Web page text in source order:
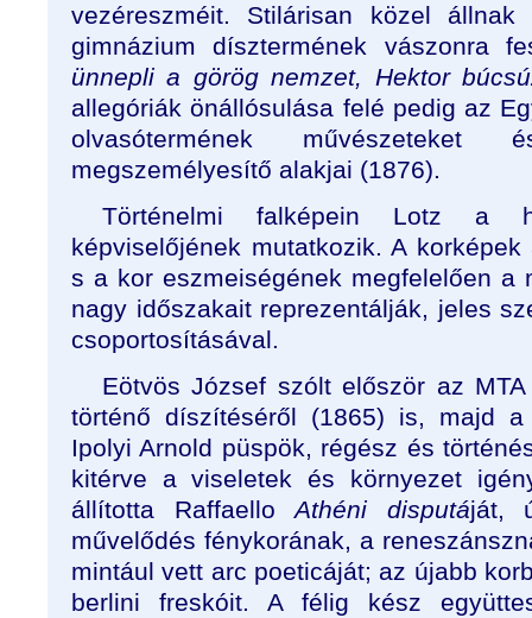
vezéreszméit. Stilárisan közel
gimnázium dísztermének vászonra
ünnepli a görög nemzet, Hektor
allegóriák önállósulása felé pedig az
olvasótermének művészeteket
megszemélyesítő alakjai (1876).
Történelmi falképein Lotz a
képviselőjének mutatkozik. A
s a kor eszmeiségének megfelelően a
nagy időszakait reprezentálják, jeles
csoportosításával.
Eötvös József szólt először az
történő díszítéséről (1865) is, majd
Ipolyi Arnold püspök, régész és
kitérve a viseletek és környezet
állította RaffaelloAthéni disputáját,
művelődés fénykorának, a
mintául vett arc poeticáját; az újabb
berlini freskóit. A félig kész